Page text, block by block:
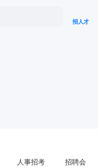
招人才
人事招考 招聘会